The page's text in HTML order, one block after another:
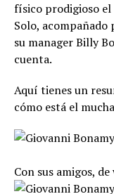
físico prodigioso el
Solo, acompañado
su manager Billy
cuenta.
Aquí tienes un
cómo está el
Con sus amigos, de